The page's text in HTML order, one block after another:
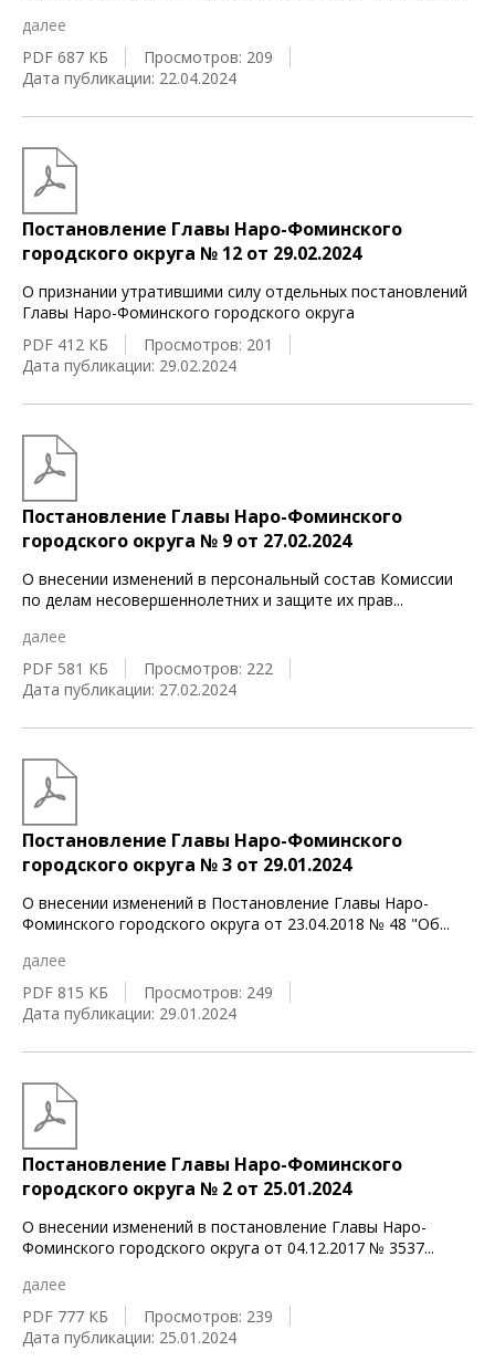
далее
PDF 687 КБ
Просмотров: 209
Дата публикации: 22.04.2024
Постановление Главы Наро-Фоминского
городского округа № 12 от 29.02.2024
О признании утратившими силу отдельных постановлений
Главы Наро-Фоминского городского округа
PDF 412 КБ
Просмотров: 201
Дата публикации: 29.02.2024
Постановление Главы Наро-Фоминского
городского округа № 9 от 27.02.2024
О внесении изменений в персональный состав Комиссии
по делам несовершеннолетних и защите их прав...
далее
PDF 581 КБ
Просмотров: 222
Дата публикации: 27.02.2024
Постановление Главы Наро-Фоминского
городского округа № 3 от 29.01.2024
О внесении изменений в Постановление Главы Наро-
Фоминского городского округа от 23.04.2018 № 48 "Об...
далее
PDF 815 КБ
Просмотров: 249
Дата публикации: 29.01.2024
Постановление Главы Наро-Фоминского
городского округа № 2 от 25.01.2024
О внесении изменений в постановление Главы Наро-
Фоминского городского округа от 04.12.2017 № 3537...
далее
PDF 777 КБ
Просмотров: 239
Дата публикации: 25.01.2024